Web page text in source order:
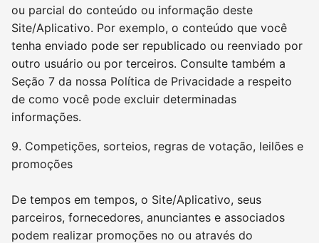
ou parcial do conteúdo ou informação deste
Site/Aplicativo. Por exemplo, o conteúdo que você
tenha enviado pode ser republicado ou reenviado por
outro usuário ou por terceiros. Consulte também a
Seção 7 da nossa Política de Privacidade a respeito
de como você pode excluir determinadas
informações.
9. Competições, sorteios, regras de votação, leilões e
promoções
De tempos em tempos, o Site/Aplicativo, seus
parceiros, fornecedores, anunciantes e associados
podem realizar promoções no ou através do